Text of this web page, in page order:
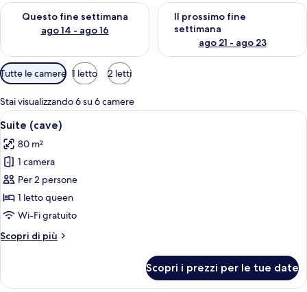
Questo fine settimana
ago 14 - ago 16
Verifica la disponibilità per questo fine settimana, ago 14 -
Il prossimo fine
settimana
ago 21 - ago 23
Verifica la disponibilità per il
Filtri
disponibili
per
le
camere
Tutte le camere 1 letto 2 letti
Stai visualizzando 6 su 6 camere
Apri
tutte
le
foto
per
Suite
(cave)
Una stanza con un divano rosso, un
10
Suite (cave)
80 m²
1 camera
Per 2 persone
1 letto queen
Wi-Fi gratuito
Scopri di più
Altri
(cave)
Scopri i prezzi per le tue date